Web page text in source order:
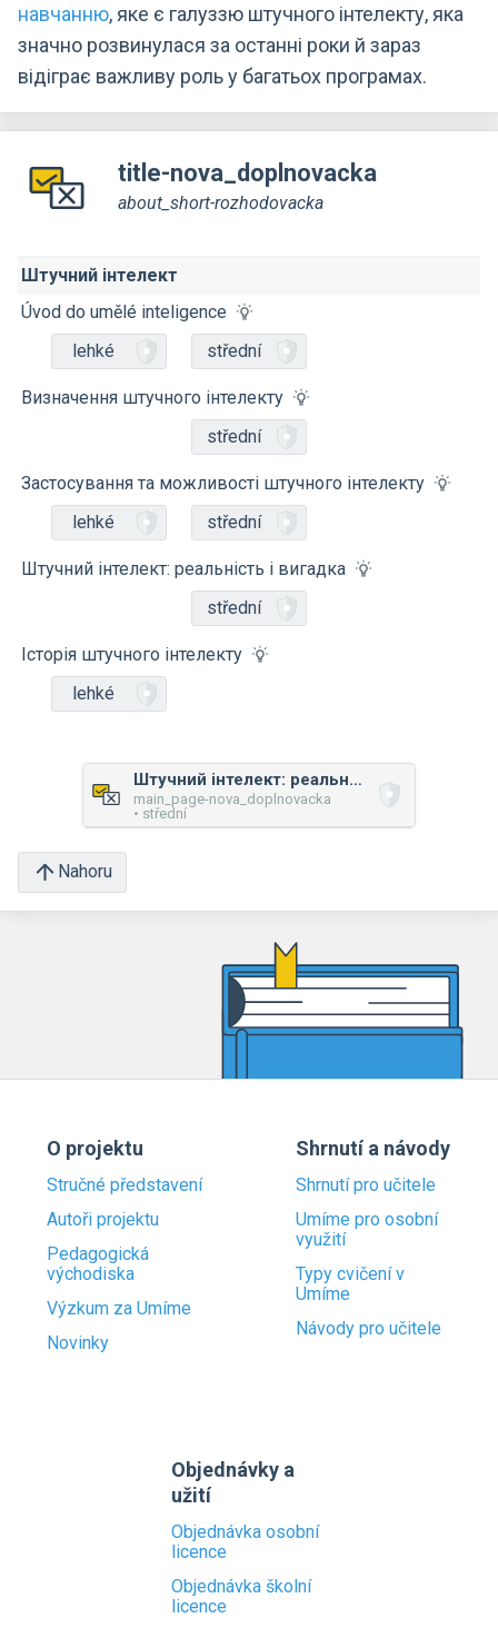
навчанню, яке є галуззю штучного інтелекту, яка
значно розвинулася за останні роки й зараз
відіграє важливу роль у багатьох програмах.
title-nova_doplnovacka
about_short-rozhodovacka
Штучний інтелект
Úvod do umělé inteligence
lehké
střední
Визначення штучного інтелекту
střední
Застосування та можливості штучного інтелекту
lehké
střední
Штучний інтелект: реальність і вигадка
střední
Історія штучного інтелекту
lehké
Штучний інтелект: реальність і вигадка
main_page-nova_doplnovacka
• střední
Nahoru
O projektu
Stručné představení
Autoři projektu
Pedagogická
východiska
Výzkum za Umíme
Novinky
Shrnutí a návody
Shrnutí pro učitele
Umíme pro osobní
využití
Typy cvičení v
Umíme
Návody pro učitele
Objednávky a
užití
Objednávka osobní
licence
Objednávka školní
licence